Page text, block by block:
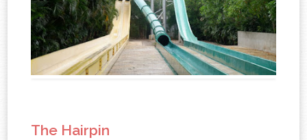
The Hairpin